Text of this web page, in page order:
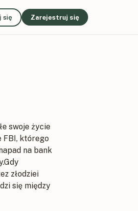
się Zarejestruj się
swoje życie
FBI, którego
na bank
złodziei
się między